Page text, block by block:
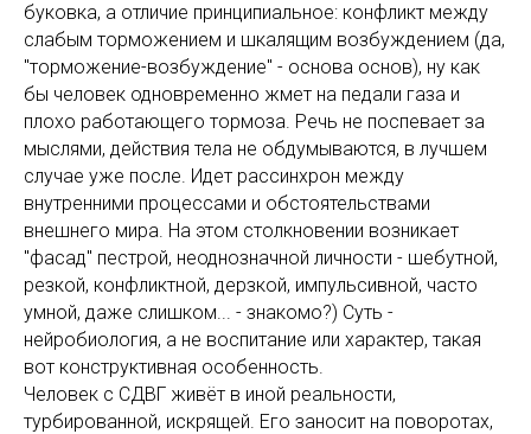
буковка, а отличие принципиальное: конфликт между
слабым торможением и шкалящим возбуждением (да,
"торможение-возбуждение" - основа основ), ну как
бы человек одновременно жмет на педали газа и
плохо работающего тормоза. Речь не поспевает за
мыслями, действия тела не обдумываются, в лучшем
случае уже после. Идет рассинхрон между
внутренними процессами и обстоятельствами
внешнего мира. На этом столкновении возникает
"фасад" пестрой, неоднозначной личности - шебутной,
резкой, конфликтной, дерзкой, импульсивной, часто
умной, даже слишком... - знакомо?) Суть -
нейробиология, а не воспитание или характер, такая
вот конструктивная особенность.
Человек с СДВГ живёт в иной реальности,
турбированной, искрящей. Его заносит на поворотах,